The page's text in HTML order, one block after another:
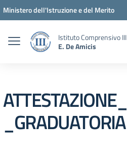
Vai ai contenuti
Vai al menu di navigazione
Vai al footer
Ministero dell'Istruzione e del Merito
Istituto Comprensivo
E. De Amicis